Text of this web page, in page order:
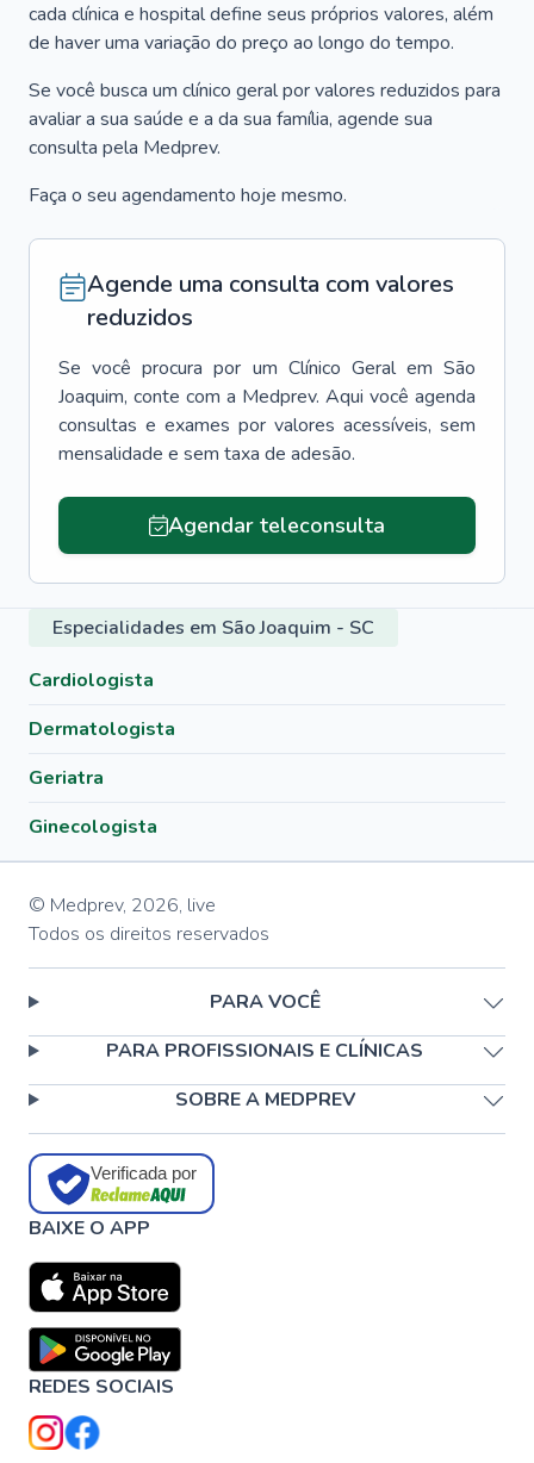
cada clínica e hospital define seus próprios valores, além
de haver uma variação do preço ao longo do tempo.
Se você busca um clínico geral por valores reduzidos para
avaliar a sua saúde e a da sua família, agende sua
consulta pela Medprev.
Faça o seu agendamento hoje mesmo.
Agende uma consulta com valores
reduzidos
Se você procura por um Clínico Geral em São
Joaquim, conte com a Medprev. Aqui você agenda
consultas e exames por valores acessíveis, sem
mensalidade e sem taxa de adesão.
Agendar teleconsulta
Especialidades em São Joaquim - SC
Cardiologista
Dermatologista
Geriatra
Ginecologista
© Medprev, 2026, live
Todos os direitos reservados
PARA VOCÊ
PARA PROFISSIONAIS E CLÍNICAS
SOBRE A MEDPREV
Verificada por
BAIXE O APP
REDES SOCIAIS